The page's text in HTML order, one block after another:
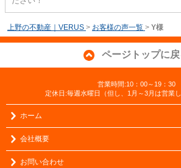
上野の不動産｜VERUS > お客様の声一覧 > Y様
ページトップに戻
営業時間:10：00～19：30
定休日:毎週水曜日（但し、1月～3月は営業
ホーム
会社概要
お問い合わせ